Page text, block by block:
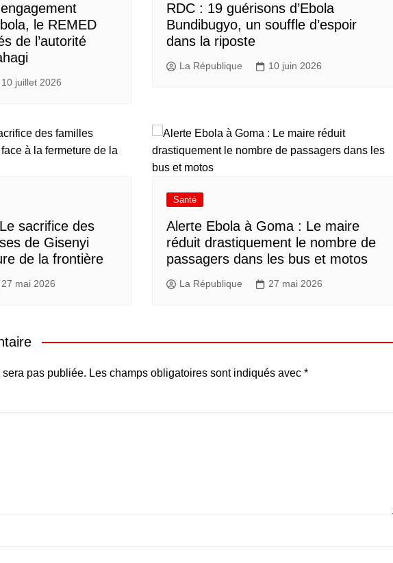
le REMED
de l’autorité
10 juillet 2026
RDC : 19 guérisons d’Ebola
Bundibugyo, un souffle d’espoir
dans la riposte
La République 10 juin 2026
sacrifice des
de Gisenyi
de la frontière
27 mai 2026
Santé
Alerte Ebola à Goma : Le maire
réduit drastiquement le nombre de
passagers dans les bus et motos
La République 27 mai 2026
pas publiée. Les champs obligatoires sont indiqués avec *